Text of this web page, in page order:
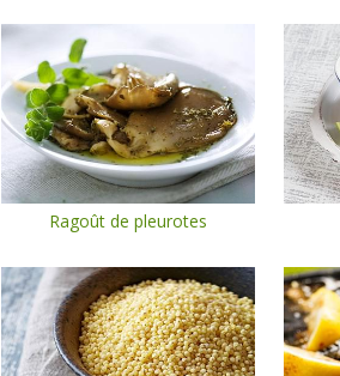
Ragoût de pleurotes